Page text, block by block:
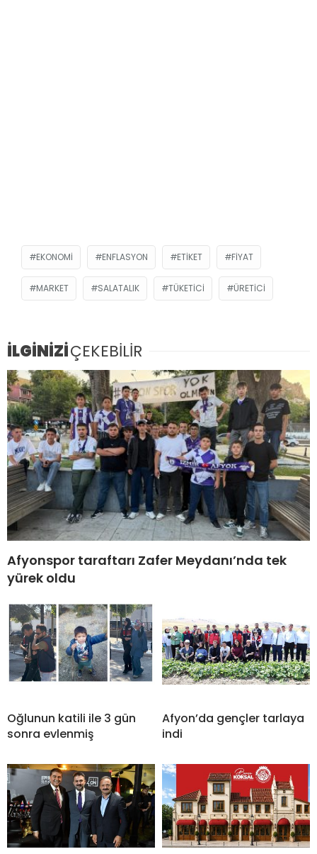
EKONOMI ENFLASYON ETIKET FIYAT
MARKET SALATALIK TÜKETICI ÜRETICI
İLGİNİZİÇEKEBİLİR
Afyonspor taraftarı Zafer Meydanı’nda tek
yürek oldu
Oğlunun katili ile 3 gün
sonra evlenmiş
Afyon’da gençler tarlaya
indi